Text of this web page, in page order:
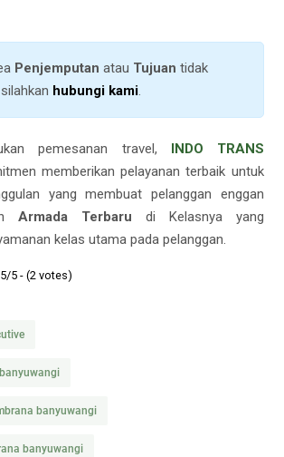
Penjemputan atau Tujuan tidak
hubungi kami.
pemesanan travel, INDO TRANS
memberikan pelayanan terbaik untuk
yang membuat pelanggan enggan
Armada Terbaru di Kelasnya yang
kelas utama pada pelanggan.
5/5 - (2 votes)
banyuwangi
banyuwangi